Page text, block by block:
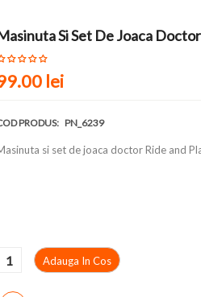
Si Set De Joaca
lei
PRODUS: PN_6239
si set de joaca doctor Ride and
Adauga In Cos